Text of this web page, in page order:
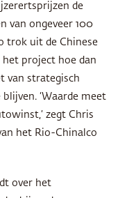
de
van ongeveer 100
trok uit de Chinese
het project hoe dan
van strategisch
‘Waarde meet
zegt Chris
het Rio-Chinalco
over het